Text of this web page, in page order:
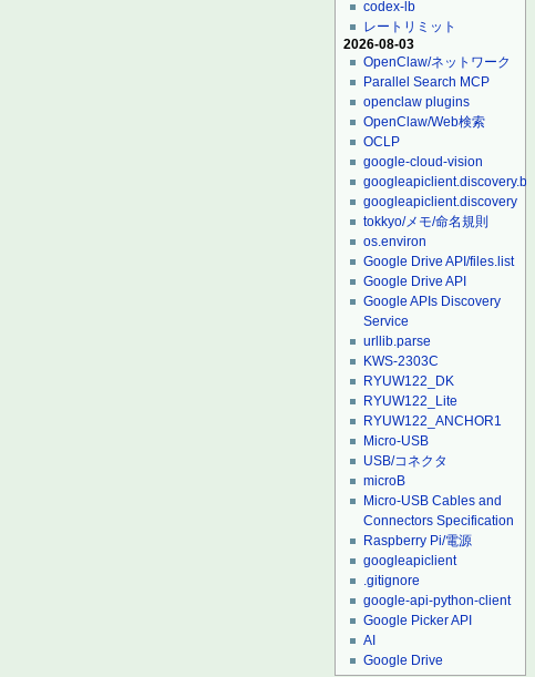
codex-lb
レートリミット
2026-08-03
OpenClaw/ネットワーク
Parallel Search MCP
openclaw plugins
OpenClaw/Web検索
OCLP
google-cloud-vision
googleapiclient.discovery
tokkyo/メモ/命名規則
os.environ
Google Drive API/files.list
Google Drive API
Google APIs Discovery
Service
urllib.parse
KWS-2303C
RYUW122_DK
RYUW122_Lite
RYUW122_ANCHOR1
Micro-USB
USB/コネクタ
microB
Micro-USB Cables and
Connectors Specification
Raspberry Pi/電源
googleapiclient
.gitignore
google-api-python-client
Google Picker API
AI
Google Drive